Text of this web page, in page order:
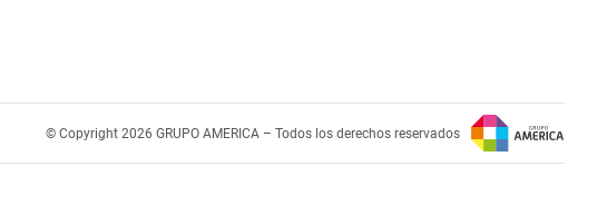
© Copyright 2026 GRUPO AMERICA – Todos los derechos reservados